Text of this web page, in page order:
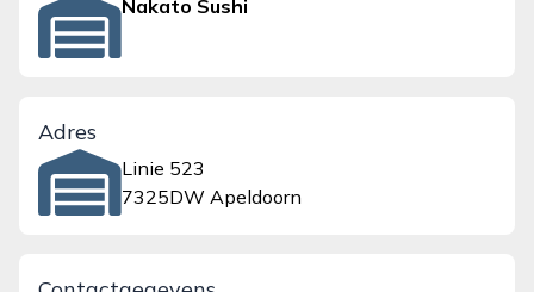
Nakato Sushi
Adres
Linie 523
7325DW Apeldoorn